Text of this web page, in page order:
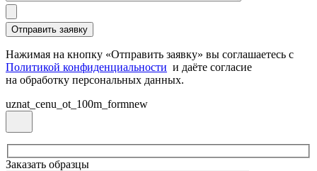
Нажимая на кнопку «Отправить заявку» вы соглашаетесь с
Политикой конфиденциальности и даёте согласие
на обработку персональных данных.
uznat_cenu_ot_100m_formnew
Заказать образцы